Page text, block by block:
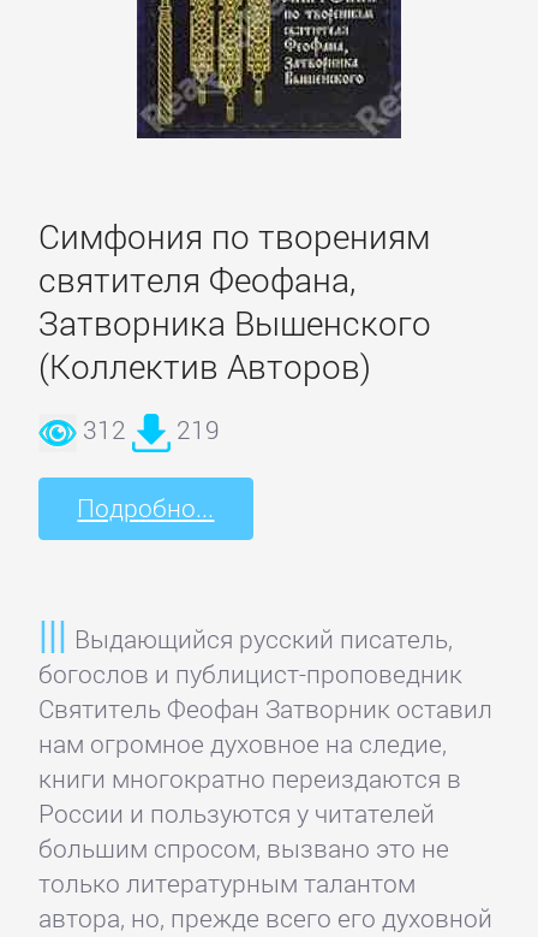
Симфония по творениям
святителя Феофана,
Затворника Вышенского
(Коллектив Авторов)
312 219
Подробно...
Выдающийся русский писатель,
богослов и публицист-проповедник
Святитель Феофан Затворник оставил
нам огромное духовное на следие,
книги многократно переиздаются в
России и пользуются у читателей
большим спросом, вызвано это не
только литературным талантом
автора, но, прежде всего его духовной
Техническая
литература
Философия
Юриспруденция,
право
Языкознание
ПОВЕСТИ
И
Очерки
Повести
Рассказы
Эссе